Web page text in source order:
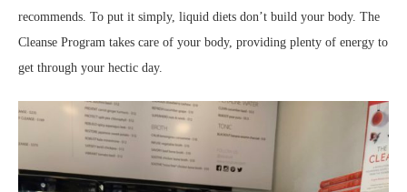
recommends. To put it simply, liquid diets don’t build your body. The
Cleanse Program takes care of your body, providing plenty of energy to
get through your hectic day.